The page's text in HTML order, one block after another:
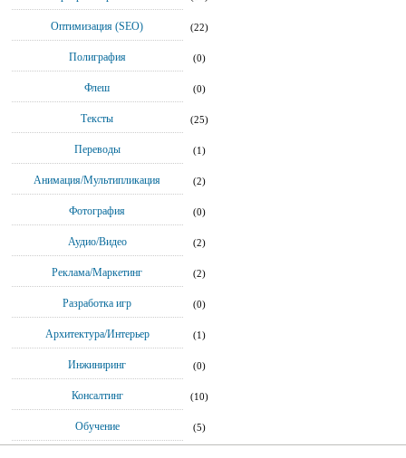
Оптимизация (SEO) (22)
Полиграфия (0)
Флеш (0)
Тексты (25)
Переводы (1)
Анимация/Мультипликация (2)
Фотография (0)
Аудио/Видео (2)
Реклама/Маркетинг (2)
Разработка игр (0)
Архитектура/Интерьер (1)
Инжиниринг (0)
Консалтинг (10)
Обучение (5)